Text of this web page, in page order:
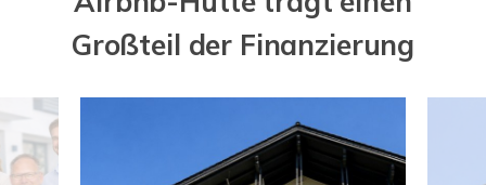
Großteil der Finanzierung